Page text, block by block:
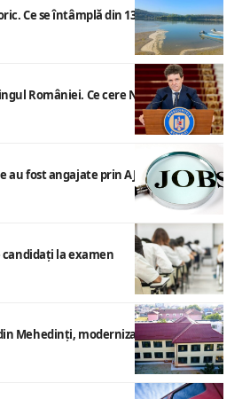
Ce se întâmplă din 13 august
României. Ce cere Nicușor Dan
au fost angajate prin AJOFM Mehedinți
candidați la examen
Mehedinți, modernizat